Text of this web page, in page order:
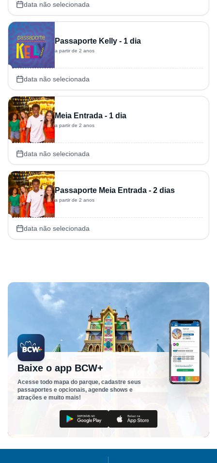
data não selecionada
Passaporte Kelly - 1 dia
a partir de 2 anos
data não selecionada
Meia Entrada - 1 dia
a partir de 2 anos
data não selecionada
Passaporte Meia Entrada - 2 dias
a partir de 2 anos
data não selecionada
Baixe o app BCW+
Acesse todo mapa do parque, cadastre seus
passaportes e opcionais, agende shows e
atrações e muito mais!